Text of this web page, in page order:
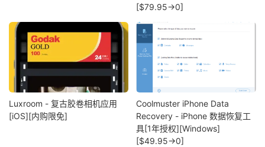
[$79.95→0]
Luxroom - 复古胶卷相机应用
[iOS][内购限免]
Coolmuster iPhone Data
Recovery - iPhone 数据恢复工
具[1年授权][Windows]
[$49.95→0]